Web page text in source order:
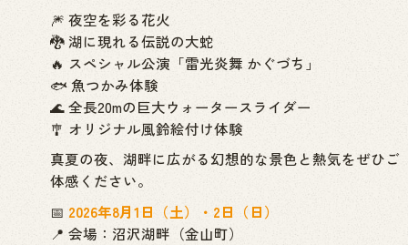
🎆 夜空を彩る花火
🐉 湖に現れる伝説の大蛇
🔥 スペシャル公演「雷光炎舞 かぐづち」
🐟 魚つかみ体験
🌊 全長20mの巨大ウォータースライダー
🎐 オリジナル風鈴絵付け体験
真夏の夜、湖畔に広がる幻想的な景色と熱気をぜひご
体感ください。
📅 2026年8月1日（土）・2日（日）
📍 会場：沼沢湖畔（金山町）